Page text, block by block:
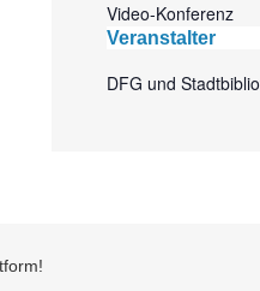
Video-Konferenz
Veranstalter
DFG und